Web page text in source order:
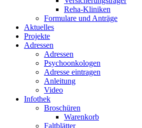
Reha-Kliniken
Formulare und Anträge
Aktuelles
Projekte
Adressen
Adressen
Psychoonkologen
Adresse eintragen
Anleitung
Video
Infothek
Broschüren
Warenkorb
Faltblätter